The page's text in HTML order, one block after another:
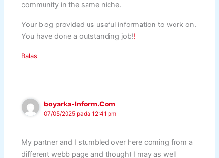
community in the same niche.
Your blog provided us useful information to work on.
You have done a outstanding job!!
Balas
boyarka-Inform.Com
07/05/2025 pada 12:41 pm
My partner and I stumbled over here coming from a
different webb page and thought I may as well